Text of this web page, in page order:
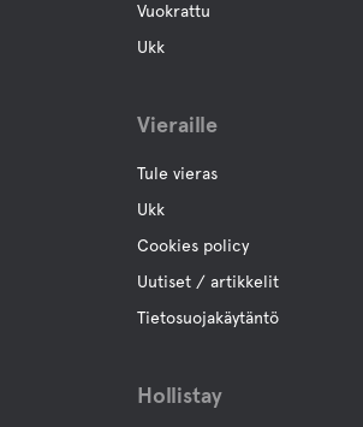
Vuokrattu
Ukk
Vieraille
Tule vieras
Ukk
Cookies policy
Uutiset / artikkelit
Tietosuojakäytäntö
Hollistay